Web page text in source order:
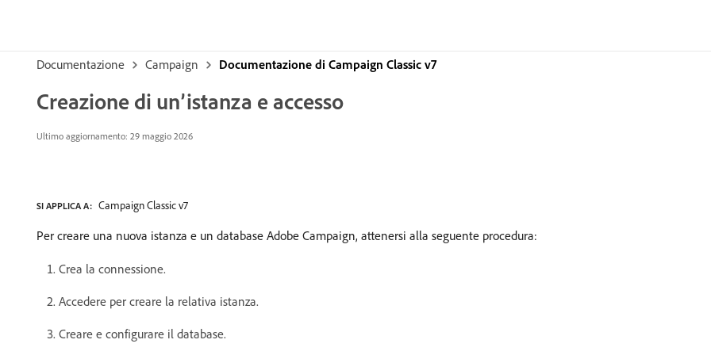
Documentazione Campaign Documentazione di Campaign Classic v7
Creazione di un’istanza e accesso
Ultimo aggiornamento: 29 maggio 2026
SI APPLICA A: Campaign Classic v7
Per creare una nuova istanza e un database Adobe Campaign, attenersi alla seguente procedura:
Crea la connessione.
Accedere per creare la relativa istanza.
Creare e configurare il database.